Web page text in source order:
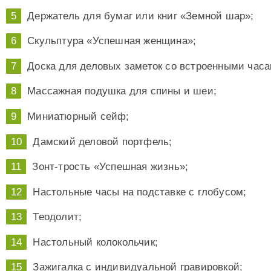
Держатель для бумаг или книг «Земной шар»;
Скульптура «Успешная женщина»;
Доска для деловых заметок со встроенными
Массажная подушка для спины и шеи;
Миниатюрный сейф;
Дамский деловой портфель;
Зонт-трость «Успешная жизнь»;
Настольные часы на подставке с глобусом;
Теодолит;
Настольный колокольчик;
Зажигалка с индивидуальной гравировкой;